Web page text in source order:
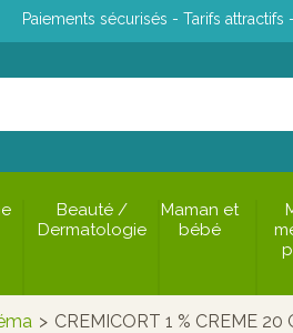
Paiements sécurisés - Tarifs
Beauté /
Dermatologie
Maman et
bébé
> CREMICORT 1 % CREME 20